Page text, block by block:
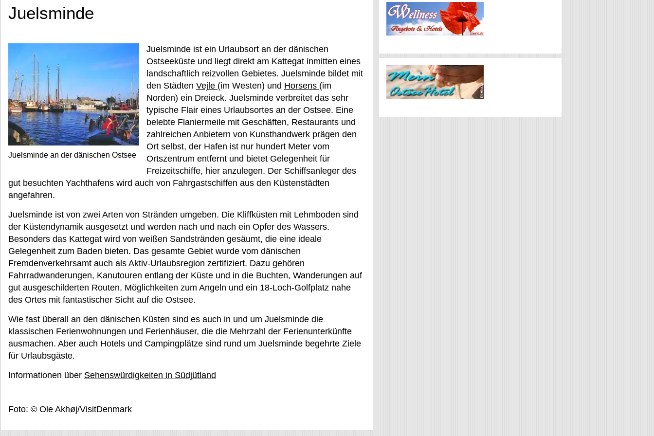
Juelsminde
Juelsminde an der dänischen Ostsee
Juelsminde ist ein Urlaubsort an der dänischen
Ostseeküste und liegt direkt am Kattegat inmitten eines
landschaftlich reizvollen Gebietes. Juelsminde bildet mit
den Städten Vejle (im Westen) und Horsens (im
Norden) ein Dreieck. Juelsminde verbreitet das sehr
typische Flair eines Urlaubsortes an der Ostsee. Eine
belebte Flaniermeile mit Geschäften, Restaurants und
zahlreichen Anbietern von Kunsthandwerk prägen den
Ort selbst, der Hafen ist nur hundert Meter vom
Ortszentrum entfernt und bietet Gelegenheit für
Freizeitschiffe, hier anzulegen. Der Schiffsanleger des
gut besuchten Yachthafens wird auch von Fahrgastschiffen aus den Küstenstädten
angefahren.
Juelsminde ist von zwei Arten von Stränden umgeben. Die Kliffküsten mit Lehmboden sind
der Küstendynamik ausgesetzt und werden nach und nach ein Opfer des Wassers.
Besonders das Kattegat wird von weißen Sandstränden gesäumt, die eine ideale
Gelegenheit zum Baden bieten. Das gesamte Gebiet wurde vom dänischen
Fremdenverkehrsamt auch als Aktiv-Urlaubsregion zertifiziert. Dazu gehören
Fahrradwanderungen, Kanutouren entlang der Küste und in die Buchten, Wanderungen auf
gut ausgeschilderten Routen, Möglichkeiten zum Angeln und ein 18-Loch-Golfplatz nahe
des Ortes mit fantastischer Sicht auf die Ostsee.
Wie fast überall an den dänischen Küsten sind es auch in und um Juelsminde die
klassischen Ferienwohnungen und Ferienhäuser, die die Mehrzahl der Ferienunterkünfte
ausmachen. Aber auch Hotels und Campingplätze sind rund um Juelsminde begehrte Ziele
für Urlaubsgäste.
Informationen über Sehenswürdigkeiten in Südjütland
Foto: © Ole Akhøj/VisitDenmark